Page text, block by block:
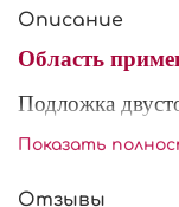
Описание
Область
Подложка
необходимый
Так же
Показать
Отзывы